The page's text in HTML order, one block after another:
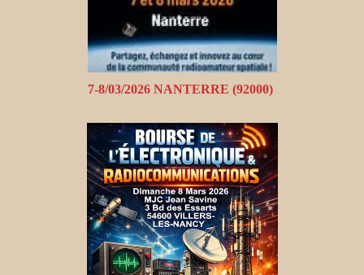
7-8/03/2026 NANTERRE (92000)